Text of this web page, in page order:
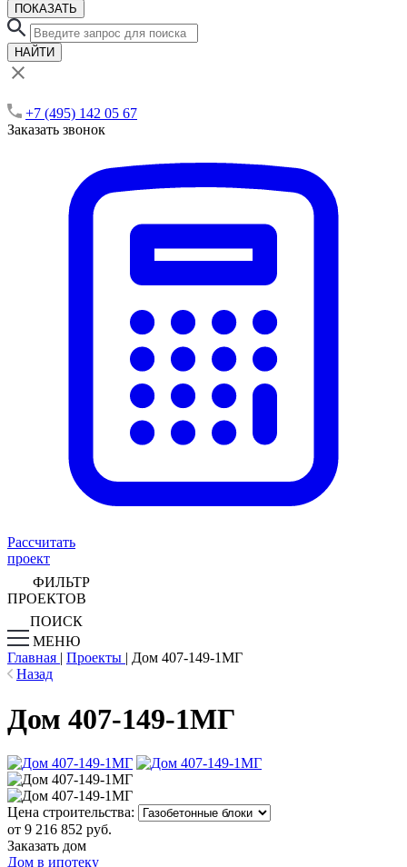
ПОКАЗАТЬ
НАЙТИ
+7 (495) 142 05 67
Заказать звонок
Рассчитать
проект
ФИЛЬТР
ПРОЕКТОВ
ПОИСК
МЕНЮ
Главная | Проекты | Дом 407-149-1МГ
Назад
Дом 407-149-1МГ
Цена строительства:
от 9 216 852 руб.
Заказать дом
Дом в ипотеку